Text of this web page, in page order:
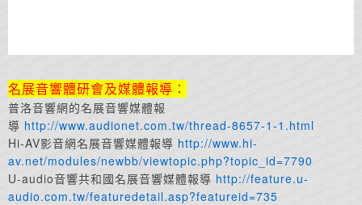
名展音響體研會及媒體報導：
普洛音響網的名展音響媒體報
導 http://www.audionet.com.tw/thread-8657-1-1.html
Hi-AV影音網名展音響媒體報導 http://www.hi-
av.net/modules/newbb/viewtopic.php?topic_id=7790
U-audio音響共和國名展音響媒體報導 http://feature.u-
audio.com.tw/featuredetail.asp?featureid=735